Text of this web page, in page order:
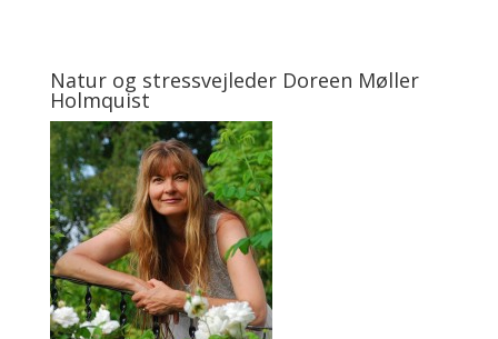
Natur og stressvejleder Doreen Møller
Holmquist